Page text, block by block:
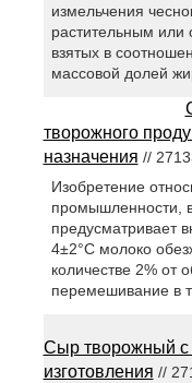
измельчения
растительным или
взятых в
массовой долей
творожного
назначения //
Изобретение
промышленности,
предусматривает
4±2°С молоко
количестве 2% от
перемешивание в
Сыр творожный с
изготовления //